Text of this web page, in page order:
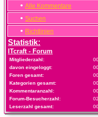
• Alle Kommentare
• Suchen
• Richtlinien
Statistik:
ITcraft - Forum
Mitgliederzahl:
davon eingeloggt:
Foren gesamt:
Kategorien gesamt:
Kommentaranzahl:
Forum-Besucherzahl:
Leserzahl gesamt: